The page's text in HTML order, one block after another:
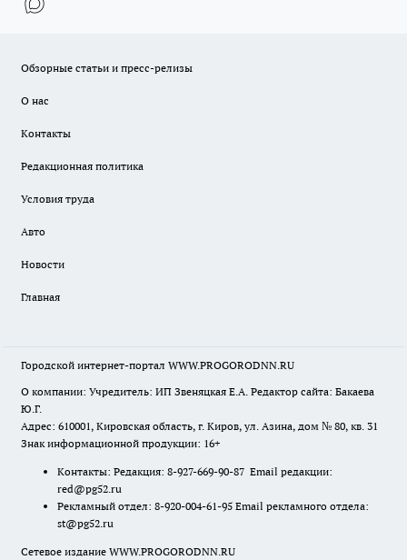
Обзорные статьи и пресс-релизы
О нас
Контакты
Редакционная политика
Условия труда
Авто
Новости
Главная
Городской интернет-портал WWW.PROGORODNN.RU
О компании: Учредитель: ИП Звеняцкая Е.А. Редактор сайта: Бакаева
Ю.Г.
Адрес: 610001, Кировская область, г. Киров, ул. Азина, дом № 80, кв. 31
Знак информационной продукции: 16+
Контакты: Редакция: 8-927-669-90-87 Email редакции:
red@pg52.ru
Рекламный отдел: 8-920-004-61-95 Email рекламного отдела:
st@pg52.ru
Сетевое издание WWW.PROGORODNN.RU